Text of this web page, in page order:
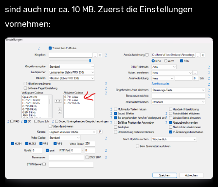
sind auch nur ca. 10 MB. Zuerst die Einstellungen
vornehmen: